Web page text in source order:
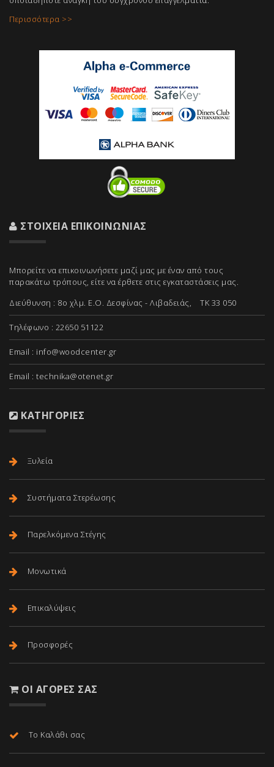
Περισσότερα >>
ΣΤΟΙΧΕΊΑ ΕΠΙΚΟΙΝΩΝΊΑΣ
Μπορείτε να επικοινωνήσετε μαζί μας με έναν από τους
παρακάτω τρόπους, είτε να έρθετε στις εγκαταστάσεις μας.
Διεύθυνση : 8ο χλμ. Ε.Ο. Δεσφίνας - Λιβαδειάς, ΤΚ 33 050
Τηλέφωνο : 22650 51122
Email : info@woodcenter.gr
Email : technika@otenet.gr
ΚΑΤΗΓΟΡΊΕΣ
Ξυλεία
Συστήματα Στερέωσης
Παρελκόμενα Στέγης
Μονωτικά
Επικαλύψεις
Προσφορές
ΟΙ ΑΓΟΡΈΣ ΣΑΣ
Το Καλάθι σας